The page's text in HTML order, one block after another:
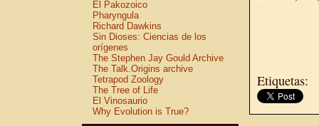
El Pakozoico
Pharyngula
Richard Dawkins
Sin Dioses: Ciencias de los
orígenes
The Stephen Jay Gould Archive
The Talk.Origins archive
Tetrapod Zoology
The Tree of Life
El Vinosaurio
Why Evolution is True?
Etiquetas: